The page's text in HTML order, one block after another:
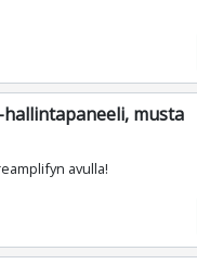
hallintapaneeli, musta
avulla!